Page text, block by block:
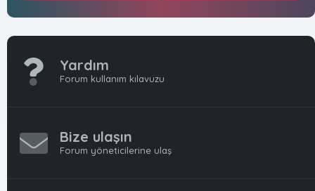
Yardım
Forum kullanım kılavuzu
Bize ulaşın
Forum yöneticilerine ulaş